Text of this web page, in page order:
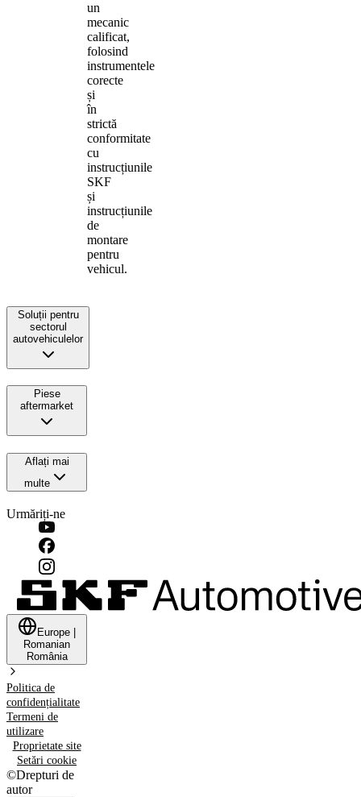
un
mecanic
calificat,
folosind
instrumentele
corecte
și
în
strictă
conformitate
cu
instrucțiunile
SKF
și
instrucțiunile
de
montare
pentru
vehicul.
Soluții pentru
sectorul
autovehiculelor
Piese
aftermarket
Aflați mai
multe
Urmăriți-ne
Europe
Romanian
România
Politica de
confidențialitate
Termeni de
utilizare
Proprietate site
Setări cookie
©Drepturi de
autor